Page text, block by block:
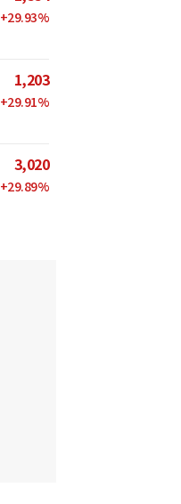
+29.93%
1,203
+29.91%
3,020
+29.89%